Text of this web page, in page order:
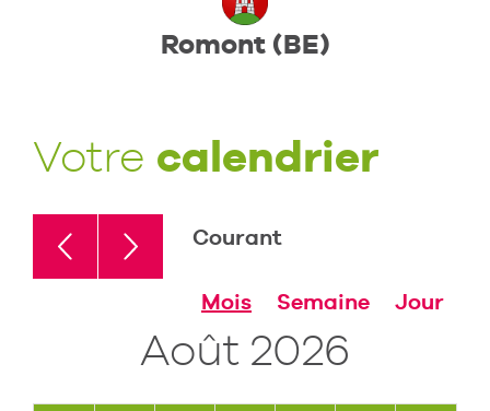
Romont (BE)
Votre calendrier
Courant
Mois Semaine Jour
Août 2026